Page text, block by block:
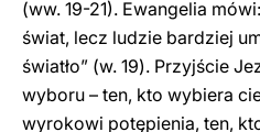
(ww. 19-21). Ewangelia
świat, lecz ludzie bardziej
światło” (w. 19). Przyjście
wyboru – ten, kto wybiera
wyrokowi potępienia, ten,